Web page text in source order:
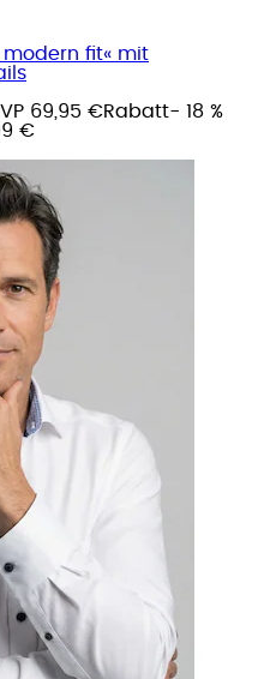
modern fit« mit
69,95 €Rabatt- 18 %
€